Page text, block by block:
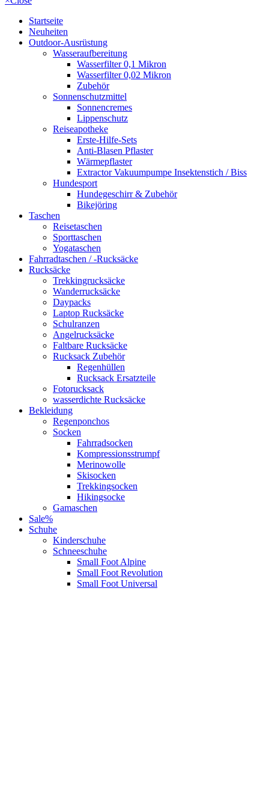
Startseite
Neuheiten
Outdoor-Ausrüstung
Wasseraufbereitung
Wasserfilter 0,1 Mikron
Wasserfilter 0,02 Mikron
Zubehör
Sonnenschutzmittel
Sonnencremes
Lippenschutz
Reiseapotheke
Erste-Hilfe-Sets
Anti-Blasen Pflaster
Wärmepflaster
Extractor Vakuumpumpe Insektenstich / Biss
Hundesport
Hundegeschirr & Zubehör
Bikejöring
Taschen
Reisetaschen
Sporttaschen
Yogataschen
Fahrradtaschen / -Rucksäcke
Rucksäcke
Trekkingrucksäcke
Wanderrucksäcke
Daypacks
Laptop Rucksäcke
Schulranzen
Angelrucksäcke
Faltbare Rucksäcke
Rucksack Zubehör
Regenhüllen
Rucksack Ersatzteile
Fotorucksack
wasserdichte Rucksäcke
Bekleidung
Regenponchos
Socken
Fahrradsocken
Kompressionsstrumpf
Merinowolle
Skisocken
Trekkingsocken
Hikingsocke
Gamaschen
Sale%
Schuhe
Kinderschuhe
Schneeschuhe
Small Foot Alpine
Small Foot Revolution
Small Foot Universal